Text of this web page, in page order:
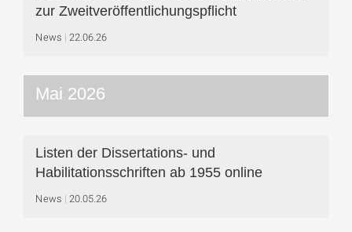
zur Zweitveröffentlichungspflicht
News 22.06.26
Mai 2026
Listen der Dissertations- und
Habilitationsschriften ab 1955 online
News 20.05.26